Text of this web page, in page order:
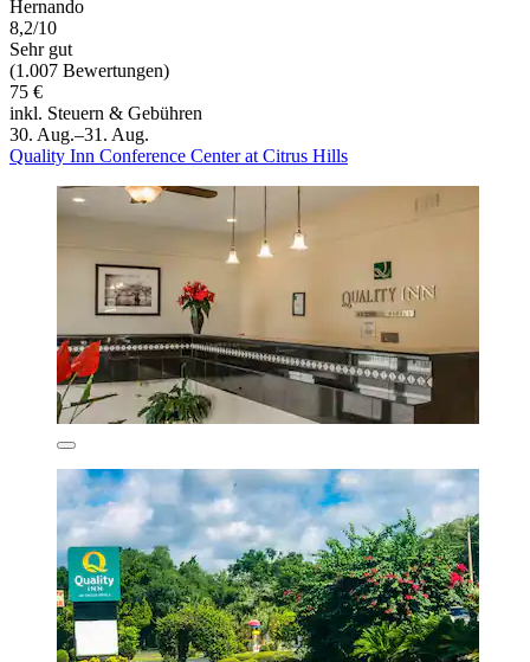
Hernando
8,2/10
Sehr gut
(1.007 Bewertungen)
75 €
inkl. Steuern & Gebühren
30. Aug.–31. Aug.
Quality Inn Conference Center at Citrus Hills